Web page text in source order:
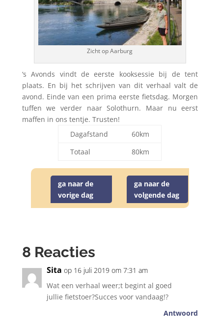
Zicht op Aarburg
‘s Avonds vindt de eerste kooksessie bij de tent
plaats. En bij het schrijven van dit verhaal valt de
avond. Einde van een prima eerste fietsdag. Morgen
tuffen we verder naar Solothurn. Maar nu eerst
maffen in ons tentje. Trusten!
Dagafstand
60km
Totaal
80km
ga naar de
vorige dag
ga naar de
volgende dag
8 Reacties
Sita op 16 juli 2019 om 7:31 am
Wat een verhaal weer;t begint al goed
jullie fietstoer?Succes voor vandaag!?
Antwoord